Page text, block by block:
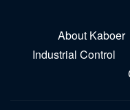
About Kaboer
Industrial Control